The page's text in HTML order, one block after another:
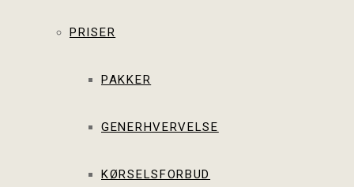
PRISER
PAKKER
GENERHVERVELSE
KØRSELSFORBUD